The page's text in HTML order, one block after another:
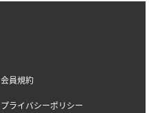
会員規約
プライバシーポリシー